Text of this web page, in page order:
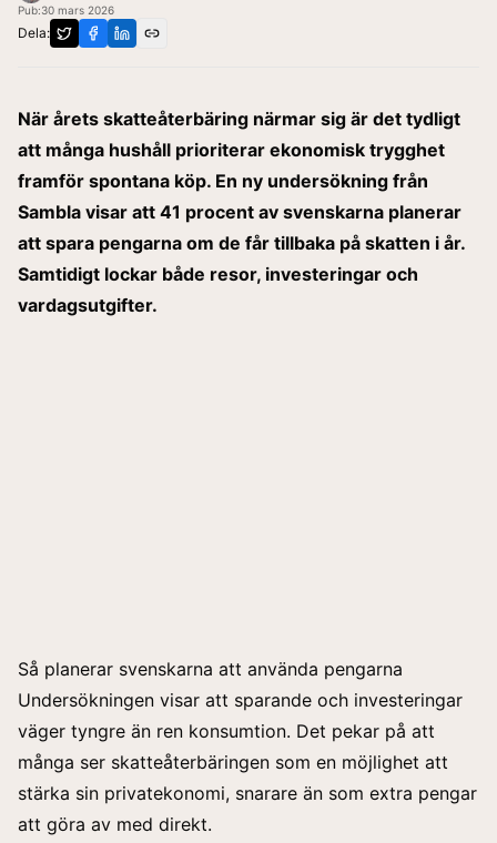
Pub:30 mars 2026
Dela:
När årets skatteåterbäring närmar sig är det tydligt
att många hushåll prioriterar ekonomisk trygghet
framför spontana köp. En ny undersökning från
Sambla visar att 41 procent av svenskarna planerar
att spara pengarna om de får tillbaka på skatten i år.
Samtidigt lockar både resor, investeringar och
vardagsutgifter.
Så planerar svenskarna att använda pengarna
Undersökningen visar att sparande och investeringar
väger tyngre än ren konsumtion. Det pekar på att
många ser skatteåterbäringen som en möjlighet att
stärka sin privatekonomi, snarare än som extra pengar
att göra av med direkt.